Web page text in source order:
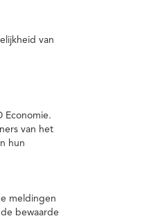
van
Economie.
van het
hun
meldingen
bewaarde